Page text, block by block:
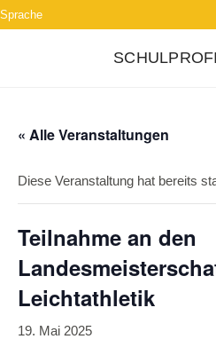
Sprache
« Alle Veranstaltungen
Diese Veranstaltung hat bereits
Teilnahme an den
Leichtathletik
19. Mai 2025